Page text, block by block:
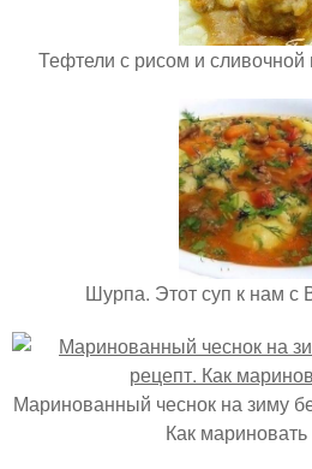
Тефтели с рисом и сливочной
Шурпа. Этот суп к нам с
Маринованный чеснок на зиму
Как мариновать